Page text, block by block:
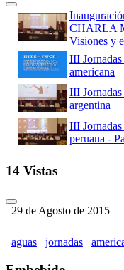
CHARLA
Visiones y
III
americana
III
argentina
III
peruana -
conflictos
14 Vistas
29 de Agosto de 2015
aguas jornadas